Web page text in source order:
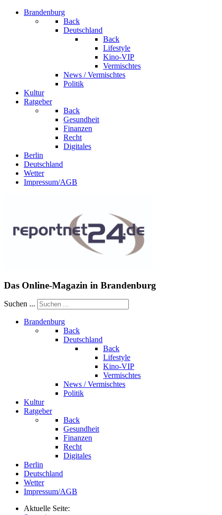
Brandenburg
Back
Deutschland
Back
Lifestyle
Kino-VIP
Vermischtes
News / Vermischtes
Politik
Kultur
Ratgeber
Back
Gesundheit
Finanzen
Recht
Digitales
Berlin
Deutschland
Wetter
Impressum/AGB
Das Online-Magazin in Brandenburg
Suchen ...
Brandenburg
Back
Deutschland
Back
Lifestyle
Kino-VIP
Vermischtes
News / Vermischtes
Politik
Kultur
Ratgeber
Back
Gesundheit
Finanzen
Recht
Digitales
Berlin
Deutschland
Wetter
Impressum/AGB
Aktuelle Seite: